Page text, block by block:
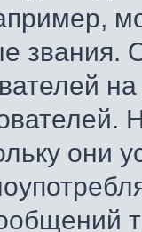
звания.
они